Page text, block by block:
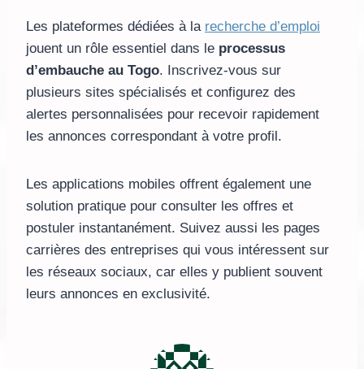
Les plateformes dédiées à la recherche d’emploi
jouent un rôle essentiel dans le processus
d’embauche au Togo. Inscrivez-vous sur
plusieurs sites spécialisés et configurez des
alertes personnalisées pour recevoir rapidement
les annonces correspondant à votre profil.
Les applications mobiles offrent également une
solution pratique pour consulter les offres et
postuler instantanément. Suivez aussi les pages
carrières des entreprises qui vous intéressent sur
les réseaux sociaux, car elles y publient souvent
leurs annonces en exclusivité.